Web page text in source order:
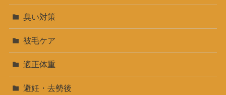
臭い対策
被毛ケア
適正体重
避妊・去勢後